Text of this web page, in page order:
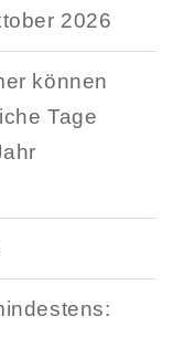
2026
können
Tage